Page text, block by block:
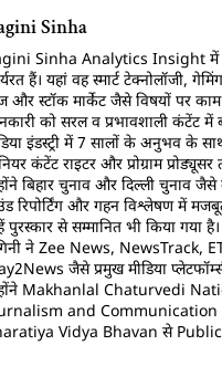
Sinha
Sinha Analytics Insight में
हैं। यहां वह स्मार्ट टेक्नोलॉजी,
और स्टॉक मार्केट जैसे विषयों पर
को सरल व प्रभावशाली कंटेंट में
इंडस्ट्री में 7 सालों के अनुभव के
कंटेंट राइटर और प्रोग्राम
बिहार चुनाव और दिल्ली चुनाव
रिपोर्टिंग और गहन विश्लेषण में
पुरस्कार से सम्मानित भी किया गया है।
ने Zee News, NewsTrack,
जैसे प्रमुख मीडिया
Makhanlal Chaturvedi
and Communication
Vidya Bhavan से